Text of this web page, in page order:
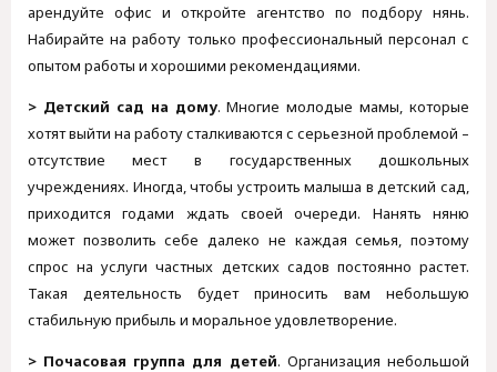
арендуйте офис и откройте агентство по подбору нянь.
Набирайте на работу только профессиональный персонал с
опытом работы и хорошими рекомендациями.
> Детский сад на дому. Многие молодые мамы, которые
хотят выйти на работу сталкиваются с серьезной проблемой –
отсутствие мест в государственных дошкольных
учреждениях. Иногда, чтобы устроить малыша в детский сад,
приходится годами ждать своей очереди. Нанять няню
может позволить себе далеко не каждая семья, поэтому
спрос на услуги частных детских садов постоянно растет.
Такая деятельность будет приносить вам небольшую
стабильную прибыль и моральное удовлетворение.
> Почасовая группа для детей. Организация небольшой